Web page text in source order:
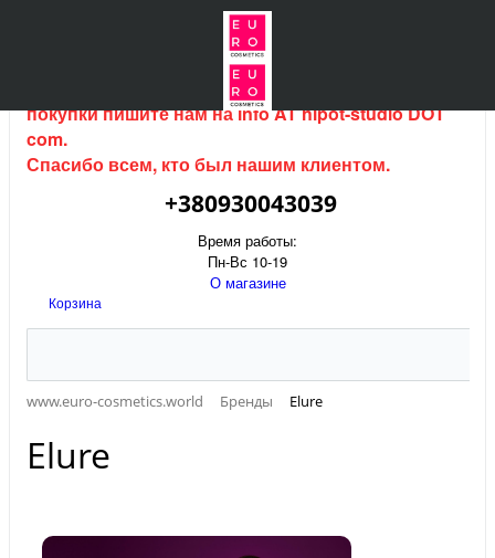
Интернет магазин (данный сайт) продается, для
покупки пишите нам наinfo AT hipot-studio DOT
com.
Спасибо всем, кто был нашим клиентом.
+380930043039
Время работы:
Пн-Вс 10-19
О магазине
Корзина
www.euro-cosmetics.world Бренды Elure
Elure